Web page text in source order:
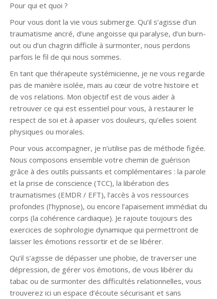
Pour qui et quoi ?
Pour vous dont la vie vous submerge. Qu’il s’agisse d’un
traumatisme ancré, d’une angoisse qui paralyse, d’un burn-
out ou d’un chagrin difficile à surmonter, nous perdons
parfois le fil de qui nous sommes.
En tant que thérapeute systémicienne, je ne vous regarde
pas de manière isolée, mais au cœur de votre histoire et
de vos relations. Mon objectif est de vous aider à
retrouver ce qui est essentiel pour vous, à restaurer le
respect de soi et à apaiser vos douleurs, qu’elles soient
physiques ou morales.
Pour vous accompagner, je n’utilise pas de méthode figée.
Nous composons ensemble votre chemin de guérison
grâce à des outils puissants et complémentaires : la parole
et la prise de conscience (TCC), la libération des
traumatismes (EMDR / EFT), l’accès à vos ressources
profondes (l’hypnose), ou encore l’apaisement immédiat du
corps (la cohérence cardiaque). Je rajoute toujours des
exercices de sophrologie dynamique qui permettront de
laisser les émotions ressortir et de se libérer.
Qu’il s’agisse de dépasser une phobie, de traverser une
dépression, de gérer vos émotions, de vous libérer du
tabac ou de surmonter des difficultés relationnelles, vous
trouverez ici un espace d’écoute sécurisant et sans